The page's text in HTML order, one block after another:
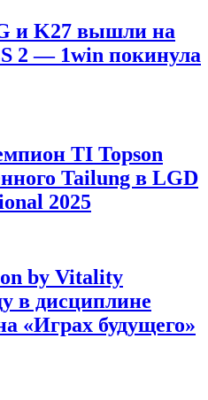
и K27 вышли на
2 — 1win покинула
TI Topson
Tailung в LGD
2025
by Vitality
в дисциплине
«Играх будущего»